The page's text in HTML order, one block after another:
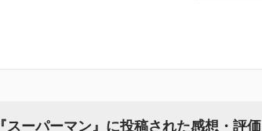
『スーパーマン』に投稿された感想・評価